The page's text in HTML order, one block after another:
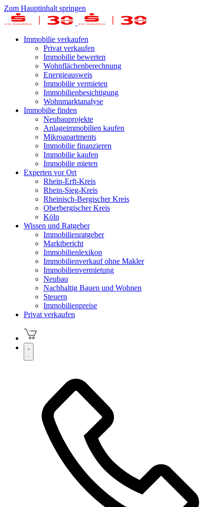
Zum Hauptinhalt springen
Immobilie verkaufen
Privat verkaufen
Immobilie bewerten
Wohnflächenberechnung
Energieausweis
Immobilie vermieten
Immobilienbesichtigung
Wohnmarktanalyse
Immobilie finden
Neubauprojekte
Anlageimmobilien kaufen
Mikroapartments
Immobilie finanzieren
Immobilie kaufen
Immobilie mieten
Experten vor Ort
Rhein-Erft-Kreis
Rhein-Sieg-Kreis
Rheinisch-Bergischer Kreis
Oberbergischer Kreis
Köln
Wissen und Ratgeber
Immobilienratgeber
Marktbericht
Immobilienlexikon
Immobilienverkauf ohne Makler
Immobilienvermietung
Neubau
Nachhaltig Bauen und Wohnen
Steuern
Immobilienpreise
Privat verkaufen